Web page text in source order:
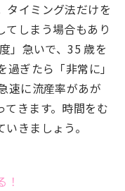
タイミング法だけを
てしまう場合もあり
」急いで、35 歳を
ぎたら「非常に」
速に流産率があが
てきます。時間をむ
きましょう。